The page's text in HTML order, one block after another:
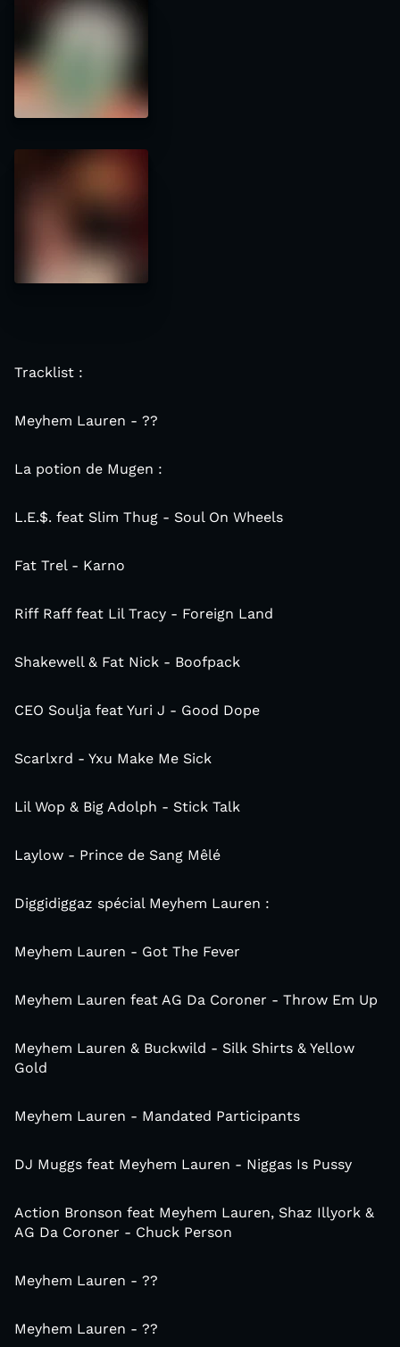
Tracklist :
Meyhem Lauren - ??
La potion de Mugen :
L.E.$. feat Slim Thug - Soul On Wheels
Fat Trel - Karno
Riff Raff feat Lil Tracy - Foreign Land
Shakewell & Fat Nick - Boofpack
CEO Soulja feat Yuri J - Good Dope
Scarlxrd - Yxu Make Me Sick
Lil Wop & Big Adolph - Stick Talk
Laylow - Prince de Sang Mêlé
Diggidiggaz spécial Meyhem Lauren :
Meyhem Lauren - Got The Fever
Meyhem Lauren feat AG Da Coroner - Throw Em Up
Meyhem Lauren & Buckwild - Silk Shirts & Yellow
Gold
Meyhem Lauren - Mandated Participants
DJ Muggs feat Meyhem Lauren - Niggas Is Pussy
Action Bronson feat Meyhem Lauren, Shaz Illyork &
AG Da Coroner - Chuck Person
Meyhem Lauren - ??
Meyhem Lauren - ??